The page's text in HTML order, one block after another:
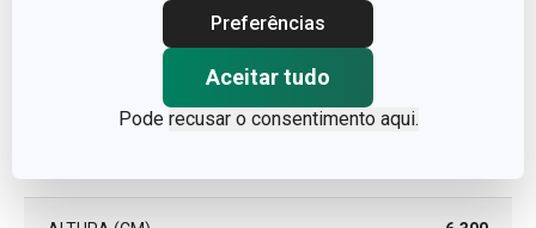
Preferências
Aceitar tudo
Pode recusar o consentimento aqui.
GARANTIA (EM ANOS)